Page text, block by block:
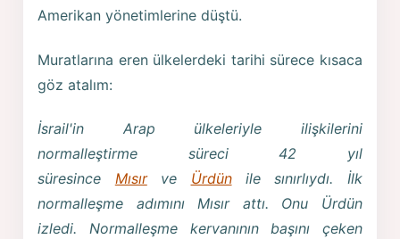
Amerikan yönetimlerine düştü.
Muratlarına eren ülkelerdeki tarihi sürece kısaca
göz atalım:
İsrail'in Arap ülkeleriyle ilişkilerini
normalleştirme süreci 42 yıl
süresince Mısırve Ürdünile sınırlıydı. İlk
normalleşme adımını Mısır attı. Onu Ürdün
izledi. Normalleşme kervanının başını çeken